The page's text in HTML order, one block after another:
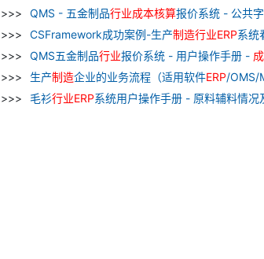
QMS - 五金制品行业成本核算报价系统 - 公共
CSFramework成功案例-生产制造行业ERP系统
QMS五金制品行业报价系统 - 用户操作手册 -
生产制造企业的业务流程（适用软件ERP/OMS/
毛衫行业ERP系统用户操作手册 - 原料辅料情况